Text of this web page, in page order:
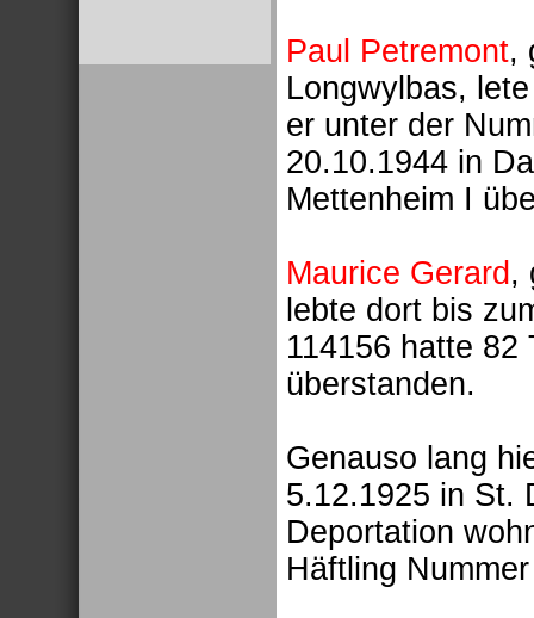
Paul Petremont,
Longwylbas,
er unter der
20.10.1944 in
Mettenheim I
Maurice Gerard ,
lebte dort bis
114156 hatte 82
überstanden.
Genauso lang
5.12.1925 in St.
Deportation
Häftling